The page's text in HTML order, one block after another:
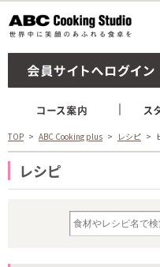
TOP ABC Cooking plus レシピ
レシピ